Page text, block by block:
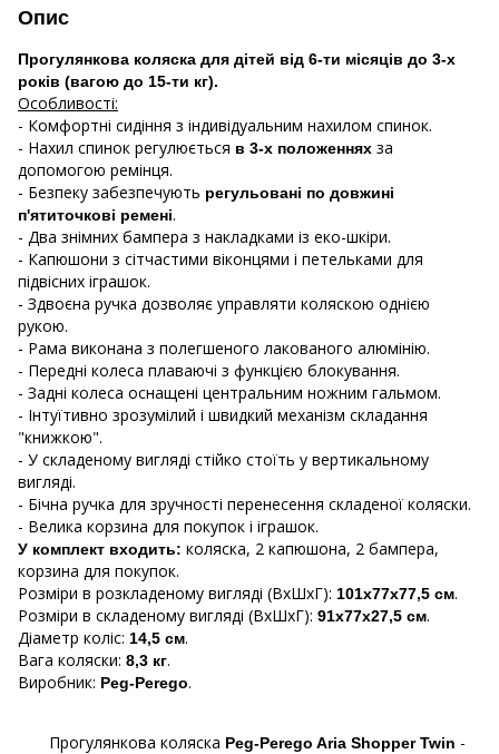
Опис
Прогулянкова коляска для дітей від 6-ти місяців до 3-х
років (вагою до 15-ти кг).
Особливості:
- Комфортні сидіння з індивідуальним нахилом спинок.
- Нахил спинок регулюється в 3-х положеннях за
допомогою ремінця.
- Безпеку забезпечують регульовані по довжині
п'ятиточкові ремені.
- Два знімних бампера з накладками із еко-шкіри.
- Капюшони з сітчастими віконцями і петельками для
підвісних іграшок.
- Здвоєна ручка дозволяє управляти коляскою однією
рукою.
- Рама виконана з полегшеного лакованого алюмінію.
- Передні колеса плаваючі з функцією блокування.
- Задні колеса оснащені центральним ножним гальмом.
- Інтуїтивно зрозумілий і швидкий механізм складання
"книжкою".
- У складеному вигляді стійко стоїть у вертикальному
вигляді.
- Бічна ручка для зручності перенесення складеної коляски.
- Велика корзина для покупок і іграшок.
У комплект входить: коляска, 2 капюшона, 2 бампера,
корзина для покупок.
Розміри в розкладеному вигляді (ВхШхГ): 101х77х77,5 см.
Розміри в складеному вигляді (ВхШхГ): 91х77х27,5 см.
Діаметр коліс: 14,5 см.
Вага коляски: 8,3 кг.
Виробник: Peg-Perego.
Прогулянкова коляска Peg-Perego Aria Shopper Twin -